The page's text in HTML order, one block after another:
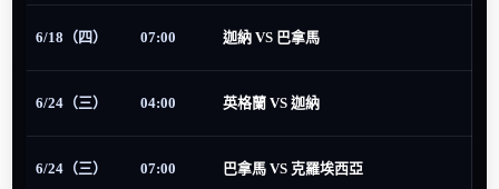
6/18（四） 07:00 迦納 VS 巴拿馬
6/24（三） 04:00 英格蘭 VS 迦納
6/24（三） 07:00 巴拿馬 VS 克羅埃西亞